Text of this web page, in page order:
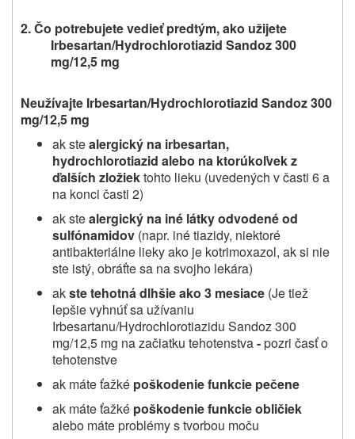
2. Čo potrebujete vedieť predtým, ako užijete
Irbesartan/Hydrochlorotiazid Sandoz 300
mg/12,5 mg
Neužívajte Irbesartan/Hydrochlorotiazid Sandoz 300
mg/12,5 mg
ak stealergický na irbesartan,
hydrochlorotiazid alebo na ktorúkoľvek z
ďalších zložiektohto lieku (uvedených v časti 6 a
na konci časti 2)
ak stealergický na iné látky odvodené od
sulfónamidov (napr. iné tiazidy, niektoré
antibakteriálne lieky ako je kotrimoxazol, ak si nie
ste istý, obráťte sa na svojho lekára)
akste tehotná dlhšie ako 3 mesiace (Je tiež
lepšie vyhnúť sa užívaniu
Irbesartanu/Hydrochlorotiazidu Sandoz 300
mg/12,5 mg na začiatku tehotenstva-pozri časť o
tehotenstve
ak máte ťažké poškodenie funkcie pečene
ak máte ťažké poškodenie funkcie obličiek
alebo máte problémy s tvorbou moču